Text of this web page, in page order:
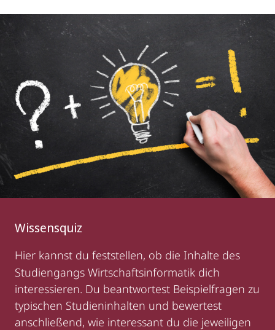
Wissensquiz
Hier kannst du feststellen, ob die Inhalte des
Studiengangs Wirtschaftsinformatik dich
interessieren. Du beantwortest Beispielfragen zu
typischen Studieninhalten und bewertest
anschließend, wie interessant du die jeweiligen